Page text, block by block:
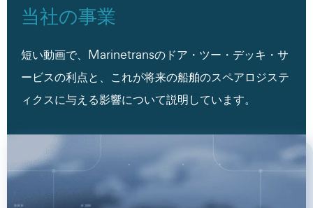
当社の事業
短い動画で、Marinetransのドア・ツー・デッキ・サ
ービスの利点と、これが将来の船舶のスペアロジステ
ィクスに与える影響について説明しています。